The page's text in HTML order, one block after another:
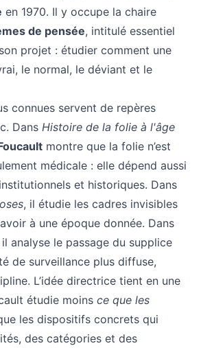
en 1970. Il y occupe la chaire
de pensée, intitulé essentiel
projet : étudier comment une
le normal, le déviant et le
connues servent de repères
Dans Histoire de la folie à l'âge
montre que la folie n’est
médicale : elle dépend aussi
et historiques. Dans
, il étudie les cadres invisibles
à une époque donnée. Dans
il analyse le passage du supplice
de surveillance plus diffuse,
L’idée directrice tient en une
étudie moins ce que les
les dispositifs concrets qui
des catégories et des